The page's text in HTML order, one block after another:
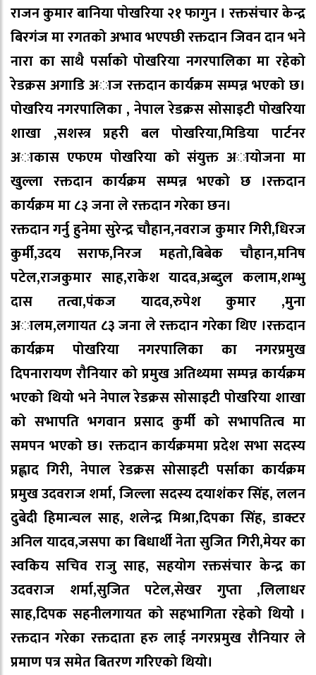
राजन कुमार बानिया पोखरिया २१ फागुन । रक्तसंचार केन्द्र
बिरगंज मा रगतको अभाव भएपछी रक्तदान जिवन दान भने
नारा का साथै पर्साको पोखरिया नगरपालिका मा रहेको
रेडक्रस अगाडि अाज रक्तदान कार्यक्रम सम्पन्न भएको छ।
पोखरिय नगरपालिका , नेपाल रेडक्रस सोसाइटी पोखरिया
शाखा ,सशस्त्र प्रहरी बल पोखरिया,मिडिया पार्टनर
अाकास एफएम पोखरिया को संयुक्त अायोजना मा
खुल्ला रक्तदान कार्यक्रम सम्पन्न भएको छ ।रक्तदान
कार्यक्रम मा ८३ जना ले रक्तदान गरेका छन।
रक्तदान गर्नु हुनेमा सुरेन्द्र चौहान,नवराज कुमार गिरी,धिरज
कुर्मी,उदय सराफ,निरज महतो,बिबेक चौहान,मनिष
पटेल,राजकुमार साह,राकेश यादव,अब्दुल कलाम,शम्भु
दास तत्वा,पंकज यादव,रुपेश कुमार ,मुना
अालम,लगायत ८३ जना ले रक्तदान गरेका थिए ।रक्तदान
कार्यक्रम पोखरिया नगरपालिका का नगरप्रमुख
दिपनारायण रौनियार को प्रमुख अतिथ्यमा सम्पन्न कार्यक्रम
भएको थियो भने नेपाल रेडक्रस सोसाइटी पोखरिया शाखा
को सभापति भगवान प्रसाद कुर्मी को सभापतित्व मा
समपन भएको छ। रक्तदान कार्यक्रममा प्रदेश सभा सदस्य
प्रह्लाद गिरी, नेपाल रेडक्रस सोसाइटी पर्साका कार्यक्रम
प्रमुख उदवराज शर्मा, जिल्ला सदस्य दयाशंकर सिंह, ललन
दुबेदी हिमान्चल साह, शलेन्द्र मिश्रा,दिपका सिंह, डाक्टर
अनिल यादव,जसपा का बिधार्थी नेता सुजित गिरी,मेयर का
स्वकिय सचिव राजु साह, सहयोग रक्तसंचार केन्द्र का
उदवराज शर्मा,सुजित पटेल,सेखर गुप्ता ,लिलाधर
साह,दिपक सहनीलगायत को सहभागिता रहेको थियोे ।
रक्तदान गरेका रक्तदाता हरु लाई नगरप्रमुख रौनियार ले
प्रमाण पत्र समेत बितरण गरिएको थियो।